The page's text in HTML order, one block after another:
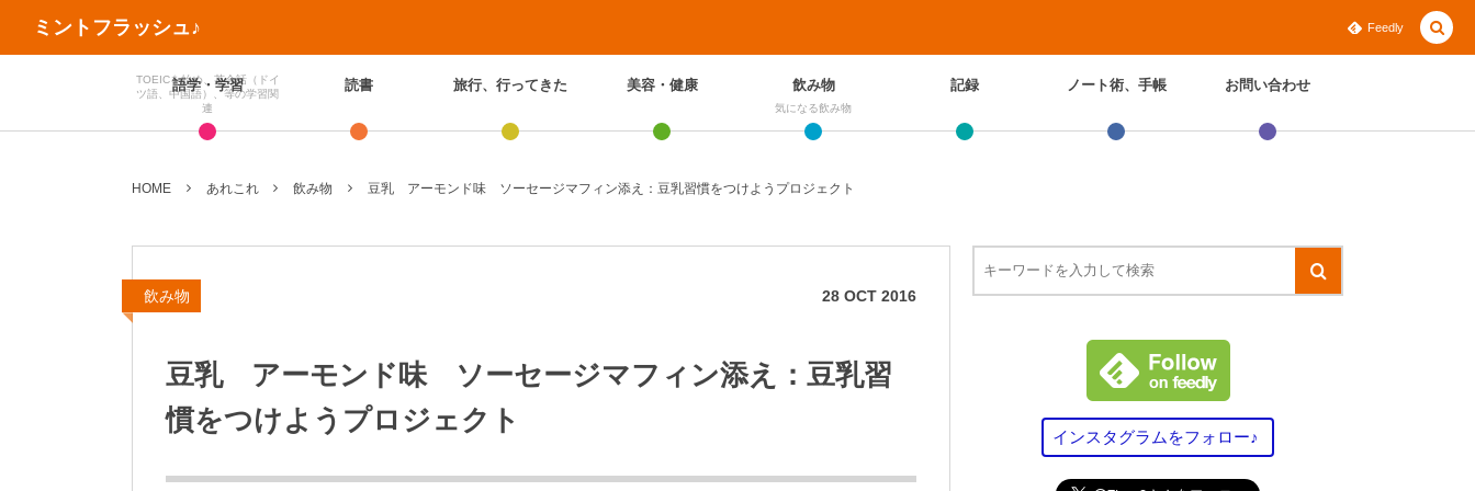
ミントフラッシュ♪ Feedly
語学・学習
TOEICを始め、英会話（ドイ
ツ語、中国語）、等の学習関
連
読書 旅行、行ってきた 美容・健康 飲み物
気になる飲み物
記録 ノート術、手帳 お問い合わせ
HOME あれこれ 飲み物 豆乳 アーモンド味 ソーセージマフィン添え：豆乳習慣をつけようプロジェクト
飲み物 28 OCT 2016
豆乳 アーモンド味 ソーセージマフィン添え：豆乳習
慣をつけようプロジェクト
インスタグラムをフォロー♪